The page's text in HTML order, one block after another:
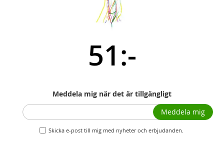
51:-
Meddela mig när det är tillgängligt
Skicka e-post till mig med nyheter och erbjudanden.
Meddela mig